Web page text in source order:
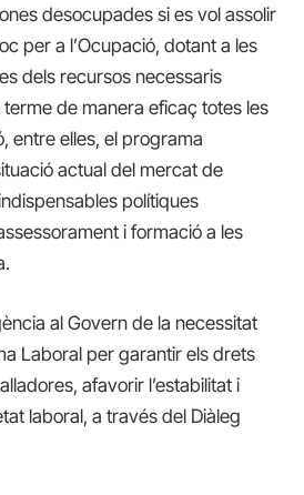
desocupades si es vol assolir
per a l’Ocupació, dotant a les
dels recursos necessaris
de manera eficaç totes les
entre elles, el programa
actual del mercat de
polítiques
i formació a les
al Govern de la necessitat
Laboral per garantir els drets
afavorir l’estabilitat i
laboral, a través del Diàleg